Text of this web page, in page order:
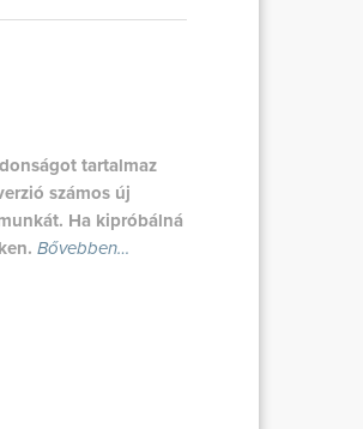
tartalmaz
számos új
Ha kipróbálná
Bővebben…